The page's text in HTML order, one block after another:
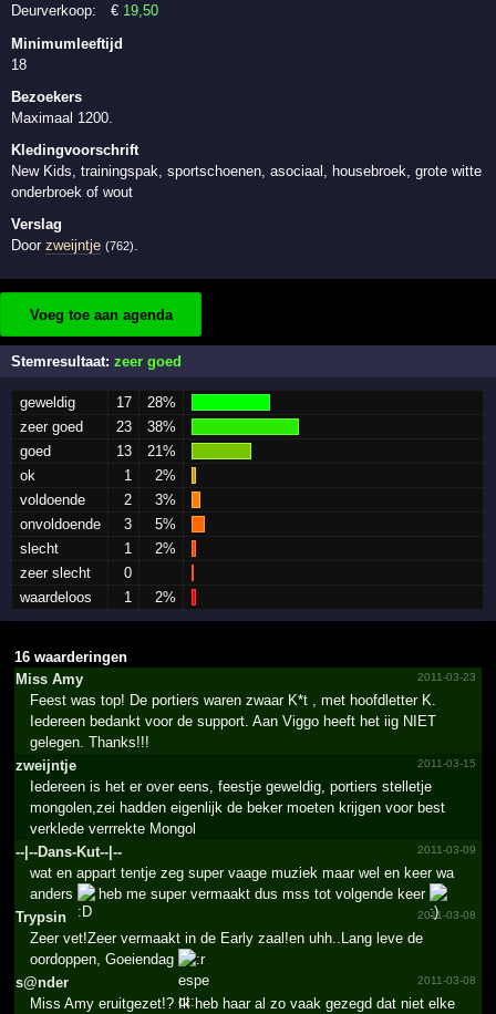
Deurverkoop:
€ 19,50
Minimumleeftijd
18
Bezoekers
Maximaal 1200.
Kledingvoorschrift
New Kids, trainingspak, sportschoenen, asociaal, housebroek, grote witte
onderbroek of wout
Verslag
Doorzweijntje (762).
Voeg toe aan agenda
Stemresultaat:zeer goed
geweldig 17
28%
zeer goed
23
38%
goed
13
21%
ok
1
2%
voldoende
2
3%
onvoldoende
3
5%
slecht
1
2%
zeer slecht
0
waardeloos
1 2%
16 waarderingen
Miss Amy
2011-03-23
Feest was top! De portiers waren zwaar K*t , met hoofdletter K.
Iedereen bedankt voor de support. Aan Viggo heeft het iig NIET
gelegen. Thanks!!!
zweijntje
2011-03-15
Iedereen is het er over eens, feestje geweldig, portiers stelletje
mongolen,zei hadden eigenlijk de beker moeten krijgen voor best
verklede verrrekte Mongol
--|--Dans-Kut--|--
2011-03-09
wat en appart tentje zeg super vaage muziek maar wel en keer wa
anders
heb me super vermaakt dus mss tot volgende keer
Trypsin
2011-03-08
Zeer vet!Zeer vermaakt in de Early zaal!en uhh..Lang leve de
oordoppen, Goeiendag
s@nder
2011-03-08
Miss Amy eruitgezet!? Ik heb haar al zo vaak gezegd dat niet elke